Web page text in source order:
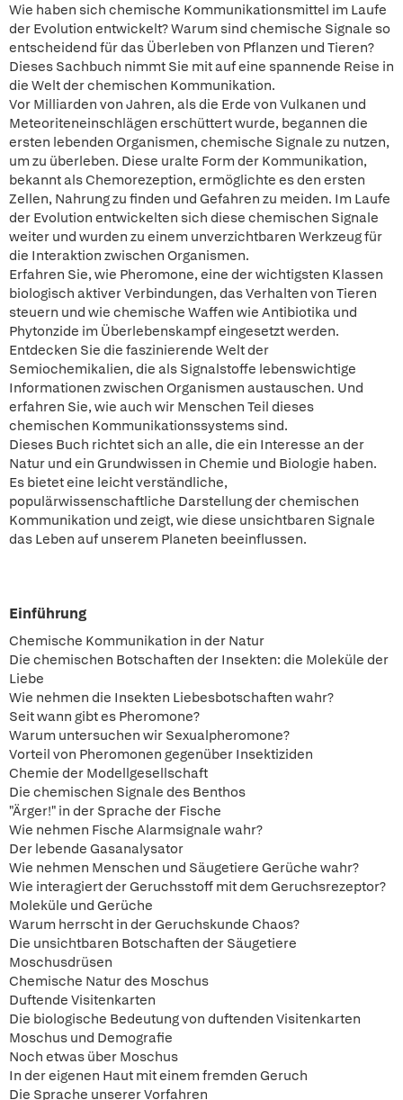
Wie haben sich chemische Kommunikationsmittel im Laufe
der Evolution entwickelt? Warum sind chemische Signale so
entscheidend für das Überleben von Pflanzen und Tieren?
Dieses Sachbuch nimmt Sie mit auf eine spannende Reise in
die Welt der chemischen Kommunikation.
Vor Milliarden von Jahren, als die Erde von Vulkanen und
Meteoriteneinschlägen erschüttert wurde, begannen die
ersten lebenden Organismen, chemische Signale zu nutzen,
um zu überleben. Diese uralte Form der Kommunikation,
bekannt als Chemorezeption, ermöglichte es den ersten
Zellen, Nahrung zu finden und Gefahren zu meiden. Im Laufe
der Evolution entwickelten sich diese chemischen Signale
weiter und wurden zu einem unverzichtbaren Werkzeug für
die Interaktion zwischen Organismen.
Erfahren Sie, wie Pheromone, eine der wichtigsten Klassen
biologisch aktiver Verbindungen, das Verhalten von Tieren
steuern und wie chemische Waffen wie Antibiotika und
Phytonzide im Überlebenskampf eingesetzt werden.
Entdecken Sie die faszinierende Welt der
Semiochemikalien, die als Signalstoffe lebenswichtige
Informationen zwischen Organismen austauschen. Und
erfahren Sie, wie auch wir Menschen Teil dieses
chemischen Kommunikationssystems sind.
Dieses Buch richtet sich an alle, die ein Interesse an der
Natur und ein Grundwissen in Chemie und Biologie haben.
Es bietet eine leicht verständliche,
populärwissenschaftliche Darstellung der chemischen
Kommunikation und zeigt, wie diese unsichtbaren Signale
das Leben auf unserem Planeten beeinflussen.
Einführung
Chemische Kommunikation in der Natur
Die chemischen Botschaften der Insekten: die Moleküle der
Liebe
Wie nehmen die Insekten Liebesbotschaften wahr?
Seit wann gibt es Pheromone?
Warum untersuchen wir Sexualpheromone?
Vorteil von Pheromonen gegenüber Insektiziden
Chemie der Modellgesellschaft
Die chemischen Signale des Benthos
"Ärger!" in der Sprache der Fische
Wie nehmen Fische Alarmsignale wahr?
Der lebende Gasanalysator
Wie nehmen Menschen und Säugetiere Gerüche wahr?
Wie interagiert der Geruchsstoff mit dem Geruchsrezeptor?
Moleküle und Gerüche
Warum herrscht in der Geruchskunde Chaos?
Die unsichtbaren Botschaften der Säugetiere
Moschusdrüsen
Chemische Natur des Moschus
Duftende Visitenkarten
Die biologische Bedeutung von duftenden Visitenkarten
Moschus und Demografie
Noch etwas über Moschus
In der eigenen Haut mit einem fremden Geruch
Die Sprache unserer Vorfahren